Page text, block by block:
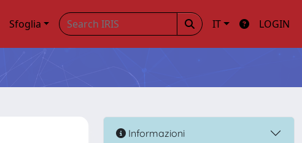
Sfoglia IT LOGIN
Informazioni